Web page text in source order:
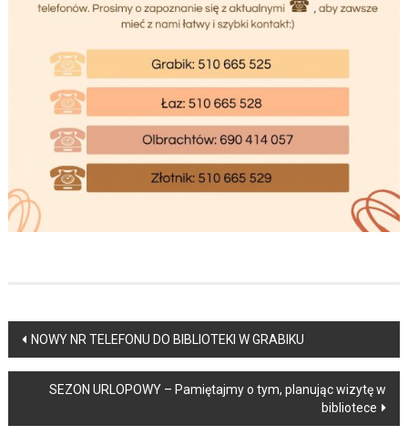
Post
navigation
NOWY NR TELEFONU DO BIBLIOTEKI W GRABIKU
SEZON URLOPOWY – Pamiętajmy o tym, planując wizytę w
bibliotece